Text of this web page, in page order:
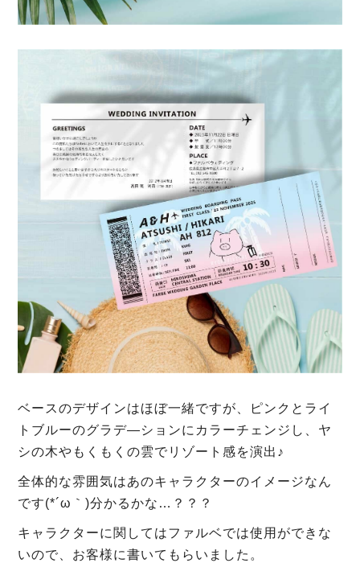
ベースのデザインはほぼ一緒ですが、ピンクとライ
トブルーのグラデ―ションにカラーチェンジし、ヤ
シの木やもくもくの雲でリゾート感を演出♪
全体的な雰囲気はあのキャラクターのイメージなん
です(*´ω｀)分かるかな…？？？
キャラクターに関してはファルベでは使用ができな
いので、お客様に書いてもらいました。